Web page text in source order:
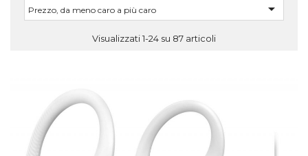
Prezzo, da meno caro a più caro 
Visualizzati 1-24 su 87 articoli